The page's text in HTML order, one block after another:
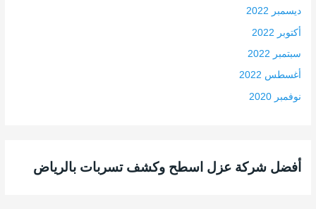
ديسمبر 2022
أكتوبر 2022
سبتمبر 2022
أغسطس 2022
نوفمبر 2020
أفضل شركة عزل اسطح وكشف تسربات بالرياض